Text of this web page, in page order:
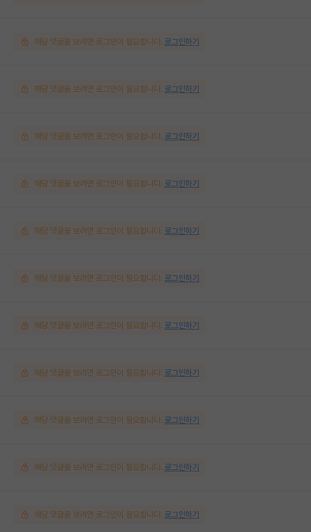
해당 댓글을 보려면 로그인이 필요합니다. 로그인하기
해당 댓글을 보려면 로그인이 필요합니다. 로그인하기
해당 댓글을 보려면 로그인이 필요합니다. 로그인하기
해당 댓글을 보려면 로그인이 필요합니다. 로그인하기
해당 댓글을 보려면 로그인이 필요합니다. 로그인하기
해당 댓글을 보려면 로그인이 필요합니다. 로그인하기
해당 댓글을 보려면 로그인이 필요합니다. 로그인하기
해당 댓글을 보려면 로그인이 필요합니다. 로그인하기
해당 댓글을 보려면 로그인이 필요합니다. 로그인하기
해당 댓글을 보려면 로그인이 필요합니다. 로그인하기
해당 댓글을 보려면 로그인이 필요합니다. 로그인하기